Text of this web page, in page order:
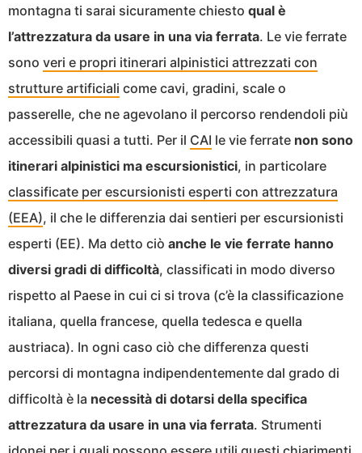
montagna ti sarai sicuramente chiesto qual è
l’attrezzatura da usare in una via ferrata. Le vie ferrate
sono veri e propri itinerari alpinistici attrezzati con
strutture artificiali come cavi, gradini, scale o
passerelle, che ne agevolano il percorso rendendoli più
accessibili quasi a tutti. Per il CAI le vie ferrate non sono
itinerari alpinistici ma escursionistici, in particolare
classificate per escursionisti esperti con attrezzatura
(EEA), il che le differenzia dai sentieri per escursionisti
esperti (EE). Ma detto ciò anche le vie ferrate hanno
diversi gradi di difficoltà, classificati in modo diverso
rispetto al Paese in cui ci si trova (c’è la classificazione
italiana, quella francese, quella tedesca e quella
austriaca). In ogni caso ciò che differenza questi
percorsi di montagna indipendentemente dal grado di
difficoltà è la necessità di dotarsi della specifica
attrezzatura da usare in una via ferrata. Strumenti